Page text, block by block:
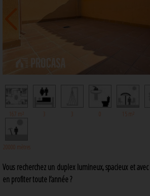
167 m² 3 3 0 15 m²
20000 mètres
Vous recherchez un duplex lumineux, spacieux et
en profiter toute l’année ?